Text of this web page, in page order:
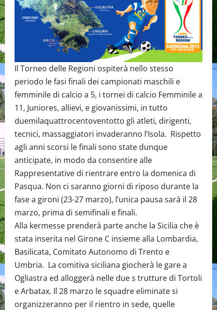
Il Torneo delle Regioni ospiterà nello stesso
periodo le fasi finali dei campionati maschili e
femminile di calcio a 5, i tornei di calcio Femminile a
11, Juniores, allievi, e giovanissimi, in tutto
duemilaquattrocentoventotto gli atleti, dirigenti,
tecnici, massaggiatori invaderanno l’Isola. Rispetto
agli anni scorsi le finali sono state dunque
anticipate, in modo da consentire alle
Rappresentative di rientrare entro la domenica di
Pasqua. Non ci saranno giorni di riposo durante la
fase a gironi (23-27 marzo), l’unica pausa sarà il 28
marzo, prima di semifinali e finali.
Alla kermesse prenderà parte anche la Sicilia che è
stata inserita nel Girone C insieme alla Lombardia,
Basilicata, Comitato Autonomo di Trento e
Umbria. La comitiva siciliana giocherà le gare a
Ogliastra ed alloggerà nelle due s trutture di Tortoli
e Arbatax. Il 28 marzo le squadre eliminate si
organizzeranno per il rientro in sede, quelle